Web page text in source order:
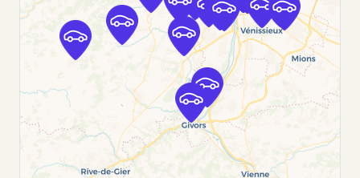
PIERRE-BENITE, 69310
Voir l'agence
Free2move Rent - MONNET AUTOMOBILES -
SAINT GENIS LAVAL (F)
114 RUE HENRI BARBUSSE
SAINT GENIS LAVAL, 69230